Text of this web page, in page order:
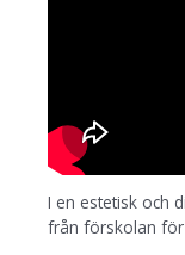
I en estetisk och
från förskolan